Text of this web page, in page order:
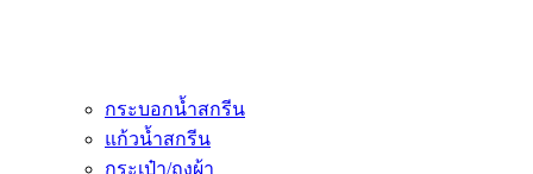
กระบอกน้ำสกรีน
แก้วน้ำสกรีน
กระเป๋า/ถุงผ้า